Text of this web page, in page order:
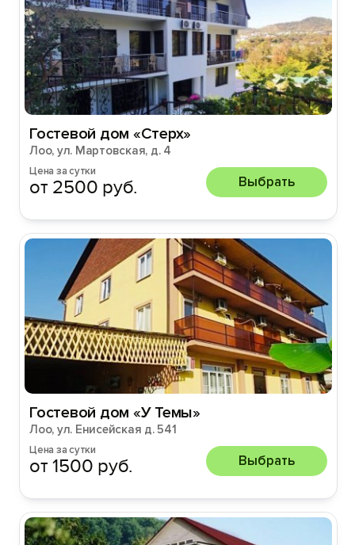
Гостевой дом «Стерх»
Лоо, ул. Мартовская, д. 4
Цена за сутки
от 2500 руб. Выбрать
Гостевой дом «У Темы»
Лоо, ул. Енисейская д. 541
Цена за сутки
от 1500 руб. Выбрать